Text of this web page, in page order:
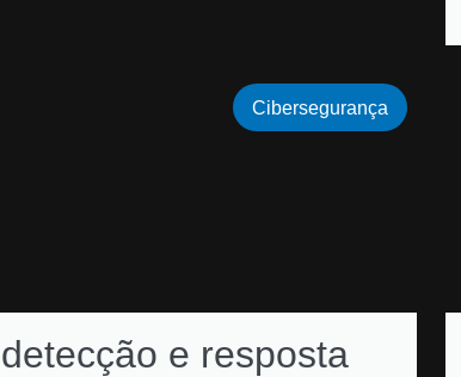
detecção e resposta
Cibersegurança